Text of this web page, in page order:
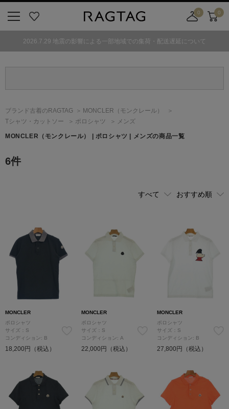
気
0
舗
カ
0
2026.7.29 地震の影響による一部地域での集荷・配送遅延について
ブランド古着のRAGTAG MONCLER （モンクレール）
Tシャツ・カットソー
ポロシャツ メンズ
MONCLER （モンクレール） | ポロシャツ | メンズの商品一覧
6件
MONCLER
ポロシャツ
サイズ：S
コンディション: B
18,200円（税込）
MONCLER
ポロシャツ
サイズ：S
コンディション: A
22,000円（税込）
MONCLER
ポロシャツ
サイズ：S
コンディション: B
27,800円（税込）